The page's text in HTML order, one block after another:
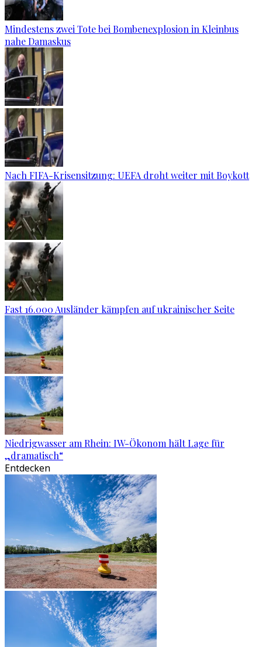
Mindestens zwei Tote bei Bombenexplosion in Kleinbus
nahe Damaskus
Nach FIFA-Krisensitzung: UEFA droht weiter mit Boykott
Fast 16.000 Ausländer kämpfen auf ukrainischer Seite
Niedrigwasser am Rhein: IW-Ökonom hält Lage für
„dramatisch“
Entdecken